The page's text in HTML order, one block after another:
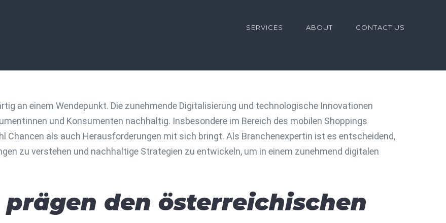
SERVICES ABOUT CONTACT US
an einem Wendepunkt. Die zunehmende Digitalisierung und technologische Innovationen
und Konsumenten nachhaltig. Insbesondere im Bereich des mobilen Shoppings
Chancen als auch Herausforderungen mit sich bringt. Als Branchenexpertin ist es entscheidend,
zu verstehen und nachhaltige Strategien zu entwickeln, um in einem zunehmend digitalen
den österreichischen